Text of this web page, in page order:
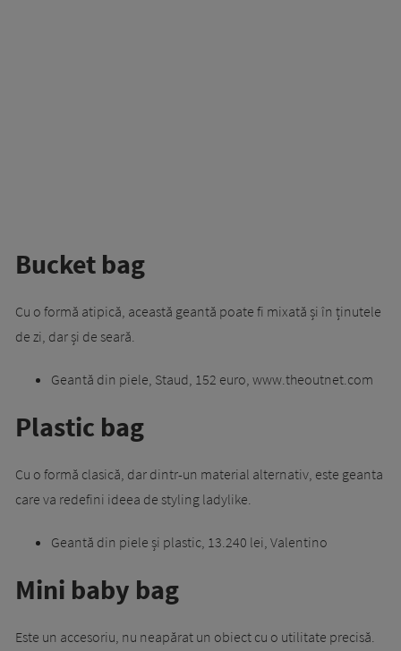
Bucket bag
Cu o formă atipică, această geantă poate fi mixată și în ținutele
de zi, dar și de seară.
Geantă din piele, Staud, 152 euro, www.theoutnet.com
Plastic bag
Cu o formă clasică, dar dintr-un material alternativ, este geanta
care va redefini ideea de styling ladylike.
Geantă din piele și plastic, 13.240 lei, Valentino
Mini baby bag
Este un accesoriu, nu neapărat un obiect cu o utilitate precisă.